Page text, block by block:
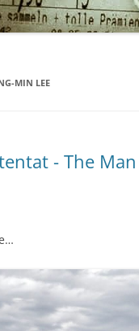
MIN LEE
- The